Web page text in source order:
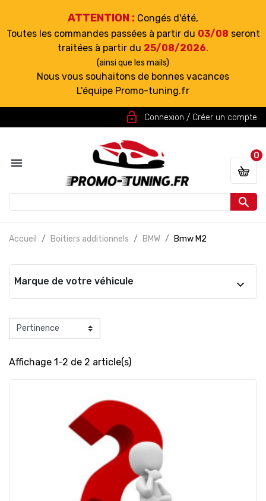
ATTENTION : Congés d'été,
Toutes les commandes passées à partir du 03/08 seront
traitées à partir du 25/08/2026.
(ainsi que les mails)
Nous vous souhaitons de bonnes vacances
L'équipe Promo-tuning.fr
lock_open Connexion / Créer un compte


0
Accueil Boitiers additionnels BMW Bmw M2
Marque de votre véhicule
Affichage 1-2 de 2 article(s)